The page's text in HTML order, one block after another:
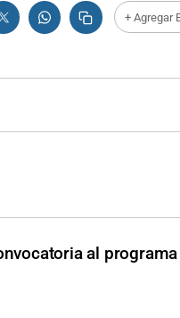
+ Agregar
al